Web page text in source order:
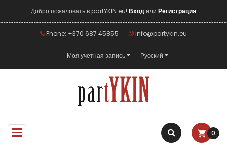
Добро пожаловать в partYKIN.eu! Входили Регистрация
Phone: +370 687 45855 info@partykin.eu
Моя учетная запись Русский
0